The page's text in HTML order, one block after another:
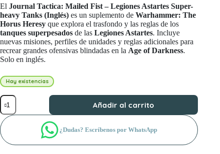
El Journal Tactica: Mailed Fist – Legiones Astartes Super-
heavy Tanks (Inglés) es un suplemento de Warhammer: The
Horus Heresy que explora el trasfondo y las reglas de los
tanques superpesados de las Legiones Astartes. Incluye
nuevas misiones, perfiles de unidades y reglas adicionales para
recrear grandes ofensivas blindadas en la Age of Darkness.
Solo en inglés.
Hay existencias
Journal
Tactica:
Mailed
Fist
–
Legiones
Añadir al carrito
¿Dudas? Escríbenos por WhatsApp